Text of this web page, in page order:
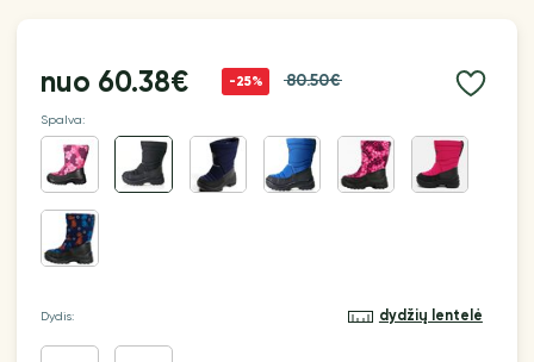
nuo 60.38€ -25% 80.50€
Spalva:
Dydis: dydžių lentelė